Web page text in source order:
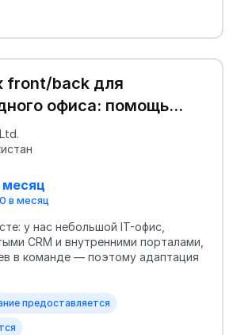
front/back для
офиса: помощь
месяц
в месяц
у нас небольшой IT-офис,
CRM и внутренними порталами,
в команде — поэтому адаптация
предоставляется